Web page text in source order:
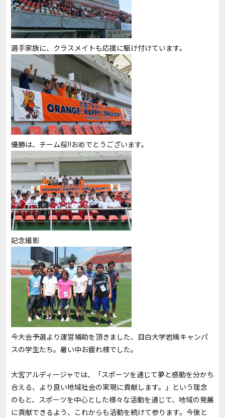
選手家族に、クラスメイトも応援に駆け付けています。
優勝は、チーム桜!!おめでとうございます。
記念撮影
今大会予選より運営補助を頂きました、目白大学岩槻キャンパ
スの学生たち。暑い中お疲れ様でした。
大宮アルディージャでは、「スポーツを通じて夢と感動を分かち
合える、より良い地域社会の実現に貢献します。」という理念
のもと、スポーツを中心とした様々な活動を通じて、地域の発展
に貢献できるよう、これからも活動を続けて参ります。今後と